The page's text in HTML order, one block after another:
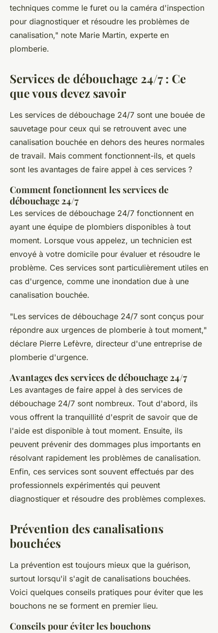
techniques comme le furet ou la caméra d'inspection
pour diagnostiquer et résoudre les problèmes de
canalisation," note Marie Martin, experte en
plomberie.
Services de débouchage 24/7 : Ce
que vous devez savoir
Les services de débouchage 24/7 sont une bouée de
sauvetage pour ceux qui se retrouvent avec une
canalisation bouchée en dehors des heures normales
de travail. Mais comment fonctionnent-ils, et quels
sont les avantages de faire appel à ces services ?
Comment fonctionnent les services de
débouchage 24/7
Les services de débouchage 24/7 fonctionnent en
ayant une équipe de plombiers disponibles à tout
moment. Lorsque vous appelez, un technicien est
envoyé à votre domicile pour évaluer et résoudre le
problème. Ces services sont particulièrement utiles en
cas d'urgence, comme une inondation due à une
canalisation bouchée.
"Les services de débouchage 24/7 sont conçus pour
répondre aux urgences de plomberie à tout moment,"
déclare Pierre Lefèvre, directeur d'une entreprise de
plomberie d'urgence.
Avantages des services de débouchage 24/7
Les avantages de faire appel à des services de
débouchage 24/7 sont nombreux. Tout d'abord, ils
vous offrent la tranquillité d'esprit de savoir que de
l'aide est disponible à tout moment. Ensuite, ils
peuvent prévenir des dommages plus importants en
résolvant rapidement les problèmes de canalisation.
Enfin, ces services sont souvent effectués par des
professionnels expérimentés qui peuvent
diagnostiquer et résoudre des problèmes complexes.
Prévention des canalisations
bouchées
La prévention est toujours mieux que la guérison,
surtout lorsqu'il s'agit de canalisations bouchées.
Voici quelques conseils pratiques pour éviter que les
bouchons ne se forment en premier lieu.
Conseils pour éviter les bouchons